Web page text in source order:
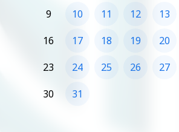
9
10 11 12 13
16
17 18 19 20
23
24 25 26 27
30
31